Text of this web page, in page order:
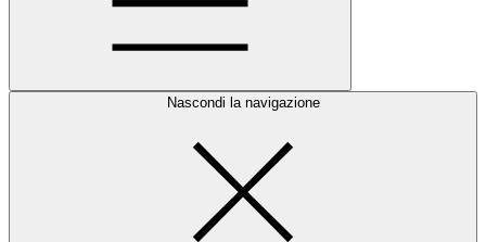
Nascondi la navigazione